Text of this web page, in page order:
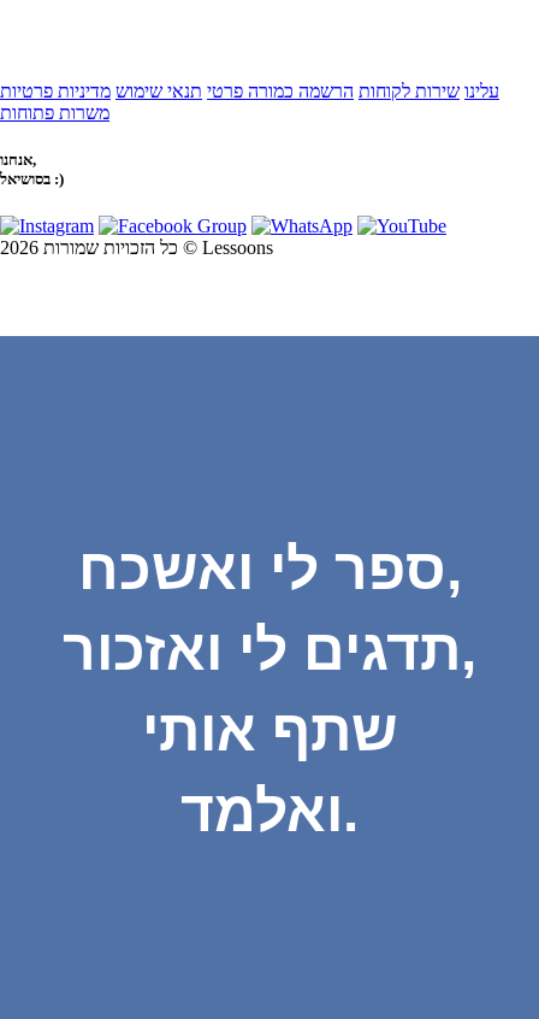
עלינו שירות לקוחות הרשמה כמורה פרטי תנאי שימוש מדיניות פרטיות
משרות פתוחות
אנחנו,
בסושיאל :)
כל הזכויות שמורות 2026 © Lessoons
ספר לי ואשכח,
תדגים לי ואזכור,
שתף אותי
ואלמד.